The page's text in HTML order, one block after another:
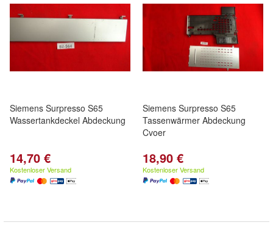
Siemens Surpresso S65
Wassertankdeckel Abdeckung
14,70 €
Kostenloser Versand
Siemens Surpresso S65
Tassenwärmer Abdeckung
Cvoer
18,90 €
Kostenloser Versand